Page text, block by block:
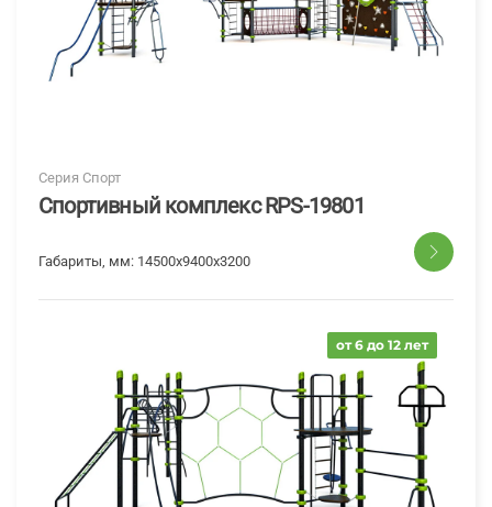
Серия Спорт
Спортивный комплекс RPS-19801
Габариты, мм: 14500х9400х3200
от 6 до 12 лет